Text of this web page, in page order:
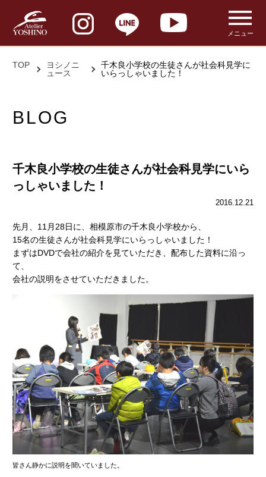
メニュー
TOP
ヨシノニ
ュース
千木良小学校の生徒さんが社会科見学に
いらっしゃいました！
BLOG
千木良小学校の生徒さんが社会科見学にいら
っしゃいました！
2016.12.21
先月、11月28日に、相模原市の千木良小学校から、
15名の生徒さんが社会科見学にいらっしゃいました！
まずはDVDで会社の紹介を見ていただき、配布した資料に沿っ
て、
会社の説明をさせていただきました。
皆さん静かに説明を聞いていました。